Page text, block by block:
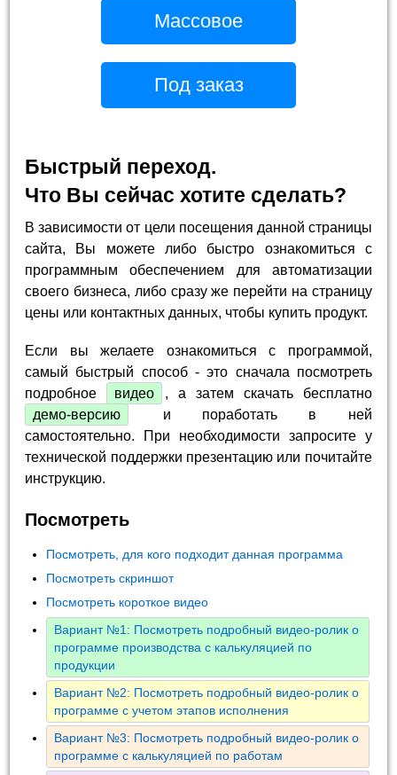
Массовое
Под заказ
Быстрый переход.
Что Вы сейчас хотите сделать?
В зависимости от цели посещения данной страницы
сайта, Вы можете либо быстро ознакомиться с
программным обеспечением для автоматизации
своего бизнеса, либо сразу же перейти на страницу
цены или контактных данных, чтобы купить продукт.
Если вы желаете ознакомиться с программой,
самый быстрый способ - это сначала посмотреть
подробное
видео
, а затем скачать бесплатно
демо-версию
и поработать в ней
самостоятельно. При необходимости запросите у
технической поддержки презентацию или почитайте
инструкцию.
Посмотреть
Посмотреть, для кого подходит данная программа
Посмотреть скриншот
Посмотреть короткое видео
Вариант №1: Посмотреть подробный видео-ролик о
программе производства с калькуляцией по
продукции
Вариант №2: Посмотреть подробный видео-ролик о
программе с учетом этапов исполнения
Вариант №3: Посмотреть подробный видео-ролик о
программе с калькуляцией по работам